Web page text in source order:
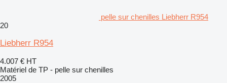
pelle sur chenilles Liebherr R954
20
Liebherr R954
4.007 € HT
Matériel de TP - pelle sur chenilles
2005